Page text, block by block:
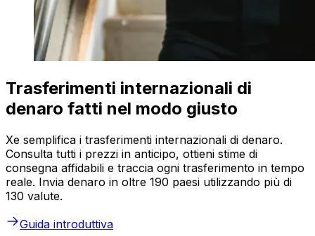
Trasferimenti internazionali di
denaro fatti nel modo giusto
Xe semplifica i trasferimenti internazionali di denaro.
Consulta tutti i prezzi in anticipo, ottieni stime di
consegna affidabili e traccia ogni trasferimento in tempo
reale. Invia denaro in oltre 190 paesi utilizzando più di
130 valute.
Guida introduttiva